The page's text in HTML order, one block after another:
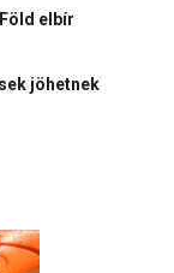
elbír
jöhetnek